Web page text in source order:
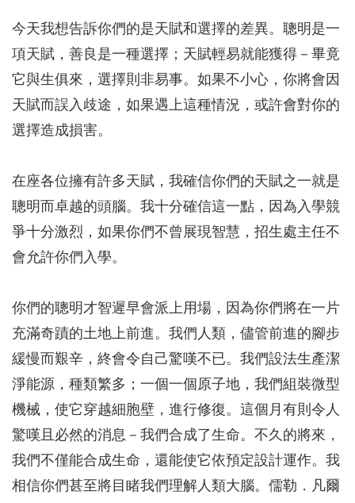
今天我想告訴你們的是天賦和選擇的差異。聰明是一
項天賦，善良是一種選擇；天賦輕易就能獲得－畢竟
它與生俱來，選擇則非易事。如果不小心，你將會因
天賦而誤入歧途，如果遇上這種情況，或許會對你的
選擇造成損害。
在座各位擁有許多天賦，我確信你們的天賦之一就是
聰明而卓越的頭腦。我十分確信這一點，因為入學競
爭十分激烈，如果你們不曾展現智慧，招生處主任不
會允許你們入學。
你們的聰明才智遲早會派上用場，因為你們將在一片
充滿奇蹟的土地上前進。我們人類，儘管前進的腳步
緩慢而艱辛，終會令自己驚嘆不已。我們設法生產潔
淨能源，種類繁多；一個一個原子地，我們組裝微型
機械，使它穿越細胞壁，進行修復。這個月有則令人
驚嘆且必然的消息－我們合成了生命。不久的將來，
我們不僅能合成生命，還能使它依預定設計運作。我
相信你們甚至將目睹我們理解人類大腦。儒勒．凡爾